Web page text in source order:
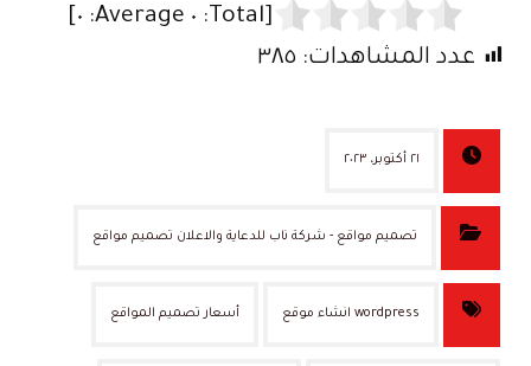
[Total: ٠ ٠]
عدد المشاهدات: ٣٨٥
٢١ أكتوبر، ٢٠٢٣
تصميم مواقع - شركة ناب للدعاية والاعلان تصميم مواقع
wordpress انشاء موقع أسعار تصميم المواقع